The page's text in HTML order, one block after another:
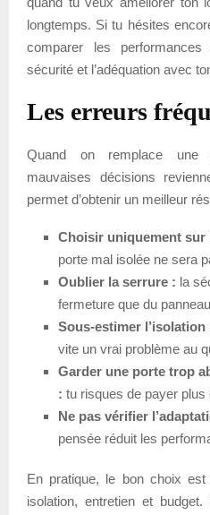
longtemps. Si tu hésites
comparer les
sécurité et l’adéquation avec
Les erreurs
Quand on remplace une
mauvaises décisions
permet d’obtenir un meilleur
Choisir uniquement sur
porte mal isolée ne sera
Oublier la serrure : la
fermeture que du
Sous-estimer
vite un vrai problème au
Garder une porte trop
: tu risques de payer plus
Ne pas vérifier
pensée réduit les
En pratique, le bon choix
isolation, entretien et